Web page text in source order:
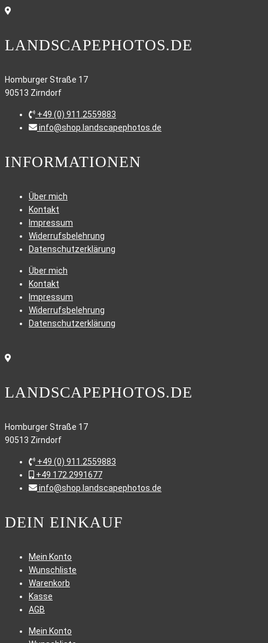
LANDSCAPEPHOTOS.DE
Homburger Straße 17
90513 Zirndorf
+49 (0) 911.2559883
info@shop.landscapephotos.de
INFORMATIONEN
Über mich
Kontakt
Impressum
Widerrufsbelehrung
Datenschutzerklärung
Über mich
Kontakt
Impressum
Widerrufsbelehrung
Datenschutzerklärung
LANDSCAPEPHOTOS.DE
Homburger Straße 17
90513 Zirndorf
+49 (0) 911.2559883
+49 172.2991677
info@shop.landscapephotos.de
DEIN EINKAUF
Mein Konto
Wunschliste
Warenkorb
Kasse
AGB
Mein Konto